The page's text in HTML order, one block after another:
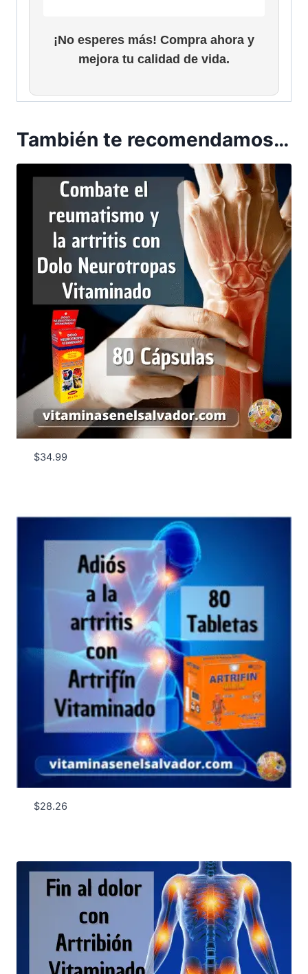
¡No esperes más! Compra ahora y
mejora tu calidad de vida.
También te recomendamos…
$34.99
$28.26